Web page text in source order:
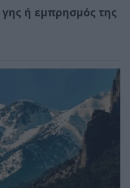
ή εμπρησμός της